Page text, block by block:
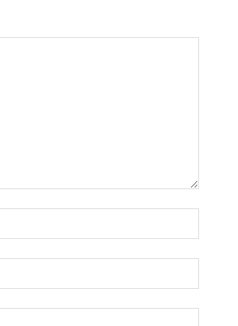
пошта:*